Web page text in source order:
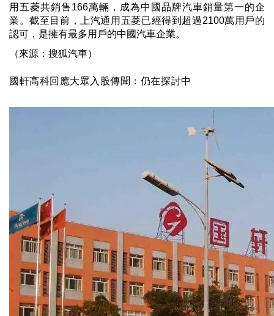
用五菱共銷售166萬輛，成為中國品牌汽車銷量第一的企
業。截至目前，上汽通用五菱已經得到超過2100萬用戶的
認可，是擁有最多用戶的中國汽車企業。
（來源：搜狐汽車）
國軒高科回應大眾入股傳聞：仍在探討中